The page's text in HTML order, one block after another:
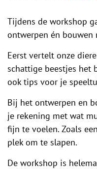
Tijdens de workshop
ontwerpen én bouwen
Eerst vertelt onze
schattige beestjes het
ook tips voor je
Bij het ontwerpen en
je rekening met wat
fijn te voelen. Zoals
plek om te slapen.
De workshop is